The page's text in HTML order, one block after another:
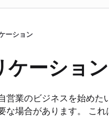
ーション
ケーション
営業のビジネスを始めた
な場合があります。 これ